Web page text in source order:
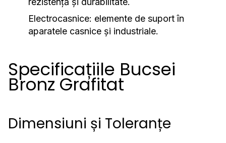
Electrocasnice: elemente de suport în
aparatele casnice și industriale.
Specificațiile Bucsei
Bronz Grafitat
Dimensiuni și Toleranțe